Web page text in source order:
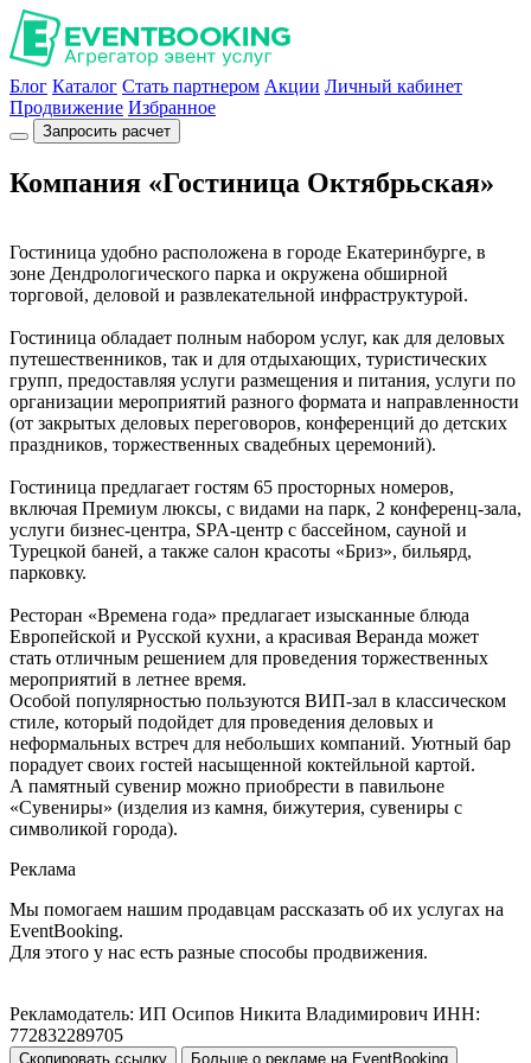
Блог Каталог Стать партнером Акции Личный кабинет
Продвижение Избранное
Запросить расчет
Компания «Гостиница Октябрьская»
Гостиница удобно расположена в городе Екатеринбурге, в
зоне Дендрологического парка и окружена обширной
торговой, деловой и развлекательной инфраструктурой.
Гостиница обладает полным набором услуг, как для деловых
путешественников, так и для отдыхающих, туристических
групп, предоставляя услуги размещения и питания, услуги по
организации мероприятий разного формата и направленности
(от закрытых деловых переговоров, конференций до детских
праздников, торжественных свадебных церемоний).
Гостиница предлагает гостям 65 просторных номеров,
включая Премиум люксы, с видами на парк, 2 конференц-зала,
услуги бизнес-центра, SPA-центр с бассейном, сауной и
Турецкой баней, а также салон красоты «Бриз», бильярд,
парковку.
Ресторан «Времена года» предлагает изысканные блюда
Европейской и Русской кухни, а красивая Веранда может
стать отличным решением для проведения торжественных
мероприятий в летнее время.
Особой популярностью пользуются ВИП-зал в классическом
стиле, который подойдет для проведения деловых и
неформальных встреч для небольших компаний. Уютный бар
порадует своих гостей насыщенной коктейльной картой.
А памятный сувенир можно приобрести в павильоне
«Сувениры» (изделия из камня, бижутерия, сувениры с
символикой города).
Реклама
Мы помогаем нашим продавцам рассказать об их услугах на
EventBooking.
Для этого у нас есть разные способы продвижения.
Рекламодатель: ИП Осипов Никита Владимирович ИНН:
772832289705
Скопировать ссылку Больше о рекламе на EventBooking